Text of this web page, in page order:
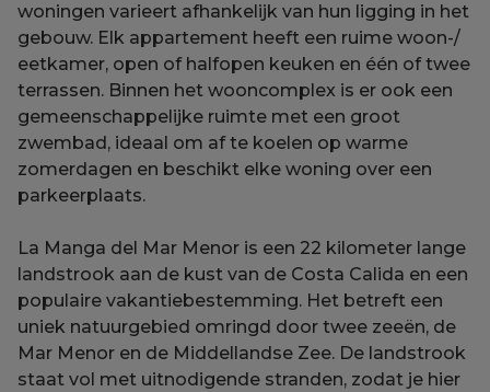
woningen varieert afhankelijk van hun ligging in het
gebouw. Elk appartement heeft een ruime woon-/
eetkamer, open of halfopen keuken en één of twee
terrassen. Binnen het wooncomplex is er ook een
gemeenschappelijke ruimte met een groot
zwembad, ideaal om af te koelen op warme
zomerdagen en beschikt elke woning over een
parkeerplaats.
La Manga del Mar Menor is een 22 kilometer lange
landstrook aan de kust van de Costa Calida en een
populaire vakantiebestemming. Het betreft een
uniek natuurgebied omringd door twee zeeën, de
Mar Menor en de Middellandse Zee. De landstrook
staat vol met uitnodigende stranden, zodat je hier